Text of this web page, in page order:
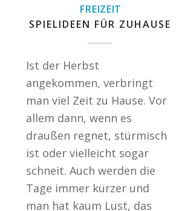
FREIZEIT
SPIELIDEEN FÜR ZUHAUSE
Ist der Herbst
angekommen, verbringt
man viel Zeit zu Hause. Vor
allem dann, wenn es
draußen regnet, stürmisch
ist oder vielleicht sogar
schneit. Auch werden die
Tage immer kürzer und
man hat kaum Lust, das